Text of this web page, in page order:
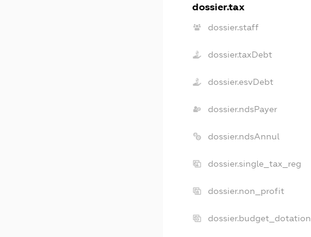
dossier.tax
dossier.staff
dossier.taxDebt
dossier.esvDebt
dossier.ndsPayer
dossier.ndsAnnul
dossier.single_tax_reg
dossier.non_profit
dossier.budget_dotation